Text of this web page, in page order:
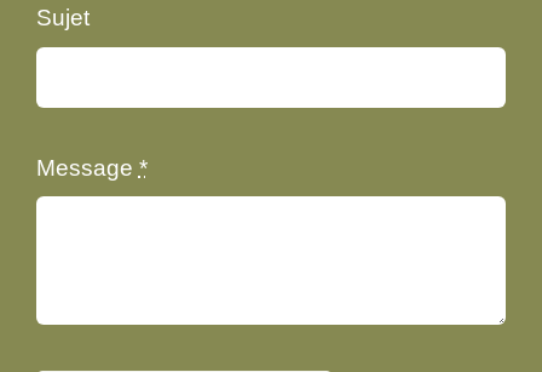
Sujet
Message *